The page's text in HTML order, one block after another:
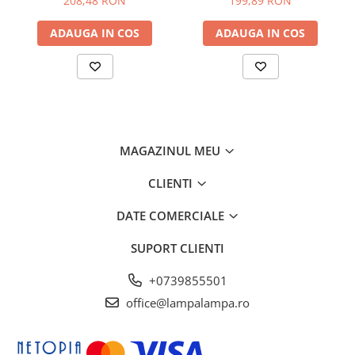
Becuri led decorative
Becuri Led inteligente
ADAUGA IN COS ADAUGA IN COS
MAGAZINUL MEU
CLIENTI
DATE COMERCIALE
SUPORT CLIENTI
+0739855501
office@lampalampa.ro